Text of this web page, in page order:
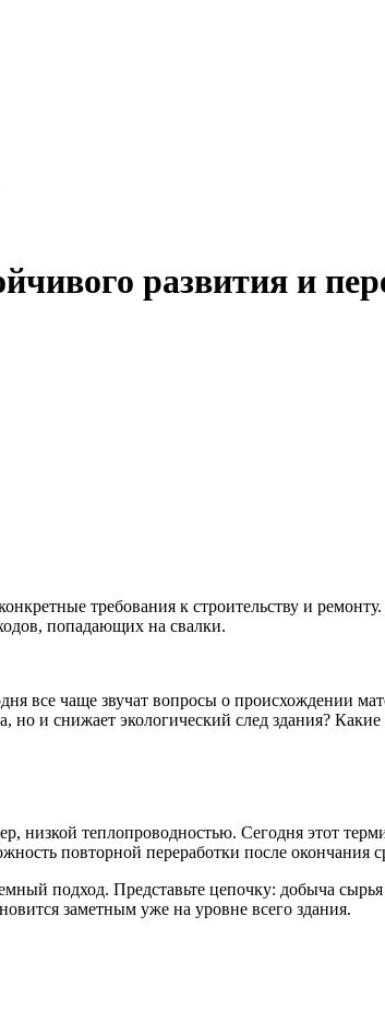
развития и
требования к строительству и
попадающих на свалки.
все чаще звучат вопросы о происхождении
и снижает экологический след здания?
теплопроводностью. Сегодня этот
повторной переработки после окончания
подход. Представьте цепочку: добыча
заметным уже на уровне всего здания.